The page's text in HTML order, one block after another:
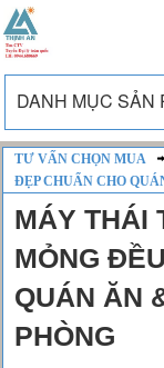
DANH MỤC SẢN
TƯ VẤN CHỌN MUA
ĐẸP CHUẨN CHO
MÁY THÁI
MỎNG
QUÁN ĂN
PHÒNG